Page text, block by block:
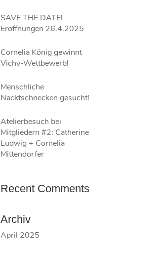
SAVE THE DATE!
Eröffnungen 26.4.2025
Cornelia König gewinnt
Vichy-Wettbewerb!
Menschliche
Nacktschnecken gesucht!
Atelierbesuch bei
Mitgliedern #2: Catherine
Ludwig + Cornelia
Mittendorfer
Recent Comments
Archiv
April 2025